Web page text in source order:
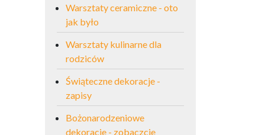
Warsztaty ceramiczne - oto
jak było
Warsztaty kulinarne dla
rodziców
Świąteczne dekoracje -
zapisy
Bożonarodzeniowe
dekoracje - zobaczcie